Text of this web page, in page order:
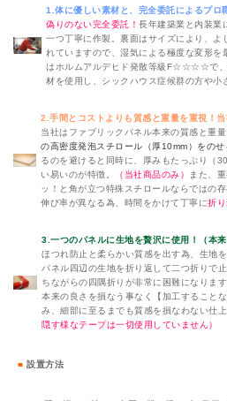
1.体に優しい素材と、完全委託によるプロ
偽りのない完全委託！ 長年建築業と内装業
一つ丁寧に作製。裏面はサイズにより、よ
れていますので、湿気による極度な変形を
はホルムアルデヒド発散等級F☆☆☆☆で、
材を使用し、シックハウス症候群の方や小
2.手間とコストよりも質感と重量を重視！
当社はファブリックパネル本来の質感と重量
の高密度発泡スチロール（厚10mm）をのせ
るのを避けると同時に、厚みもたっぷり（
い易いのが特徴。
（当社商品のみ）
また、
ッ！と角が立つ特殊スチロールならではの
伸び率が異なる為、時間をかけて丁寧に折
3.一つのパネルに生地を贅沢に使用！（本来
ほつれ防止と柔らかい質感を出す為、生地
パネル四辺の生地を折り返して二つ折りで
ちながらの四隅折りが非常に困難になりま
本来の良さを損なう事なく【加工すること
み、細部に至るまでも質感を損なわない仕
隠す様なテープは一切使用していません）
■ 設置方法